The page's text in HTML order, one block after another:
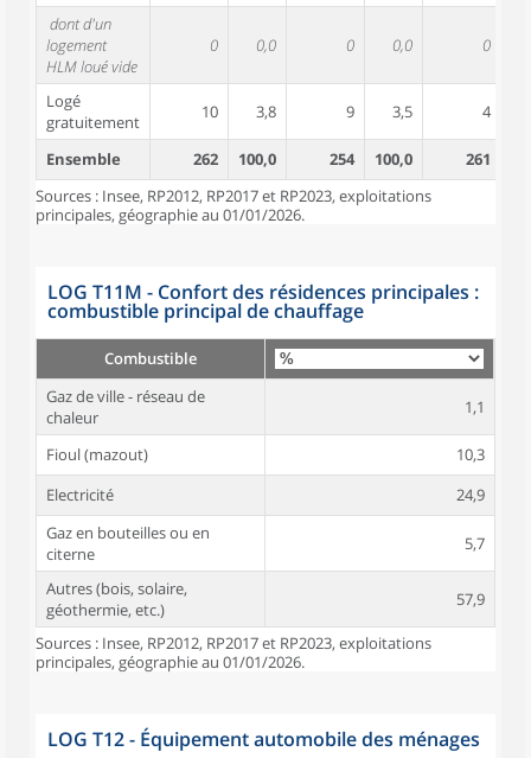
dont d'un
logement
HLM loué vide
0 0,0 0 0,0 0
Logé
gratuitement
10 3,8 9 3,5 4
Ensemble 262 100,0 254 100,0 261
Sources : Insee, RP2012, RP2017 et RP2023, exploitations
principales, géographie au 01/01/2026.
LOG T11M - Confort des résidences principales :
combustible principal de chauffage
Combustible
Gaz de ville - réseau de
chaleur
1,1
Fioul (mazout)
10,3
Electricité
24,9
Gaz en bouteilles ou en
citerne
5,7
Autres (bois, solaire,
géothermie, etc.)
57,9
Sources : Insee, RP2012, RP2017 et RP2023, exploitations
principales, géographie au 01/01/2026.
LOG T12 - Équipement automobile des ménages